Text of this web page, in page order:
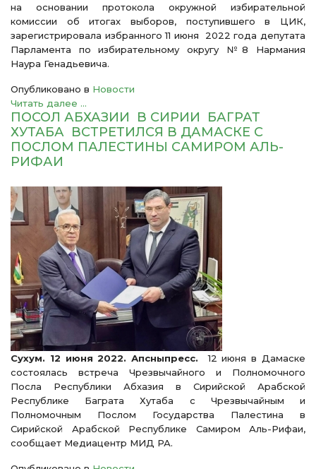
на основании протокола окружной избирательной
комиссии об итогах выборов, поступившего в ЦИК,
зарегистрировала избранного 11 июня 2022 года депутата
Парламента по избирательному округу №8 Нармания
Наура Генадьевича.
Опубликовано в Новости
Читать далее ...
ПОСОЛ АБХАЗИИ В СИРИИ БАГРАТ
ХУТАБА ВСТРЕТИЛСЯ В ДАМАСКЕ C
ПОСЛОМ ПАЛЕСТИНЫ САМИРОМ АЛЬ-
РИФАИ
Сухум. 12 июня 2022. Апсныпресс. 12 июня в Дамаске
состоялась встреча Чрезвычайного и Полномочного
Посла Республики Абхазия в Сирийской Арабской
Республике Баграта Хутаба с Чрезвычайным и
Полномочным Послом Государства Палестина в
Сирийской Арабской Республике Самиром Аль-Рифаи,
сообщает Медиацентр МИД РА.